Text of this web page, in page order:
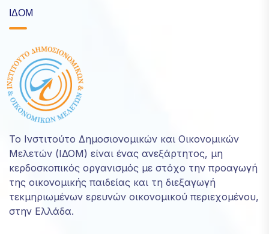
ΙΔΟΜ
Το Ινστιτούτο Δημοσιονομικών και Οικονομικών
Μελετών (ΙΔΟΜ) είναι ένας ανεξάρτητος, μη
κερδοσκοπικός οργανισμός με στόχο την προαγωγή
της οικονομικής παιδείας και τη διεξαγωγή
τεκμηριωμένων ερευνών οικονομικού περιεχομένου,
στην Ελλάδα.